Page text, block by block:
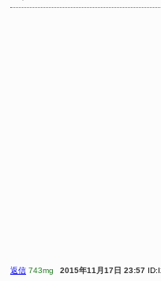
返信 743mg 2015年11月17日 23:57